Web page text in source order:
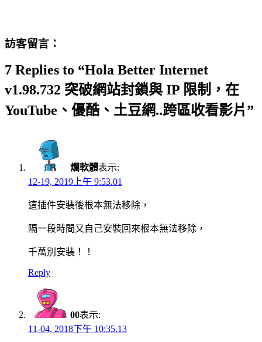
訪客留言：
7 Replies to “Hola Better Internet
v1.98.732 突破網站封鎖與 IP 限制，在
YouTube、優酷、土豆網..跨區收看影片”
爛軟體表示:
12-19, 2019上午 9:53.01
這插件安裝後根本無法移除，
隔一段時間又自己安裝回來根本無法移除，
千萬別安裝！！
Reply
00表示:
11-04, 2018下午 10:35.13